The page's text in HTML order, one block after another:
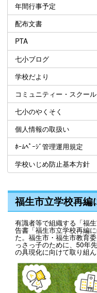
年間行事予定
配布文書
PTA
七小ブログ
学校だより
コミュニティー・スクール
七小のやくそく
個人情報の取扱い
ﾎｰﾑﾍﾟｰｼﾞ管理運用規定
学校いじめ防止基本方針
福生市立学校再編
有識者等で組織する「福
告書「福生市立学校再編
た。福生市・福生市教育
っさっ子のために、50年
の具現化に向けて取り組